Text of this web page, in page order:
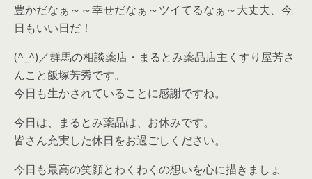
豊かだなぁ～～幸せだなぁ～ツイてるなぁ～大丈夫、今
日もいい日だ！
(^_^)／群馬の相談薬店・まるとみ薬品店主くすり屋芳さ
んこと飯塚芳秀です。
今日も生かされていることに感謝ですね。
今日は、まるとみ薬品は、お休みです。
皆さん充実した休日をお過ごしください。
今日も最高の笑顔とわくわくの想いを心に描きましょ